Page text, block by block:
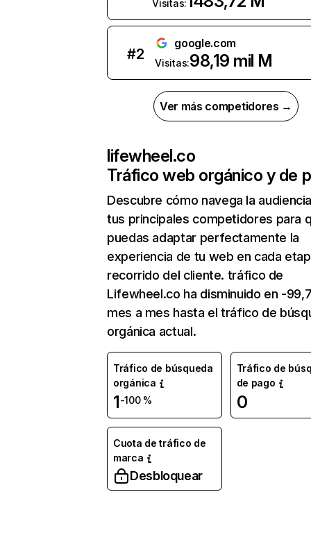
Visitas:
#2
google.com
Visitas:98,19 mil M
Ver más competidores →
lifewheel.co
Tráfico web orgánico y de
Descubre cómo navega la
tus principales competidores para
puedas adaptar perfectamente la
experiencia de tu web en cada
recorrido del cliente. tráfico de
Lifewheel.co ha disminuido en -
mes a mes hasta el tráfico de
orgánica actual.
Tráfico de búsqueda
orgánica
1-100 %
Tráfico de
de pago
0
Cuota de tráfico de
marca
Desbloquear